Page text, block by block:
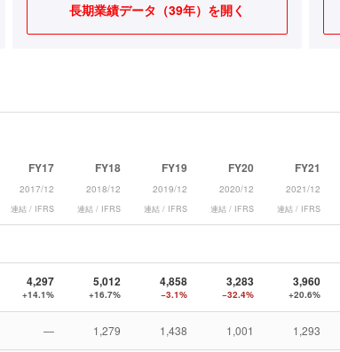
長期業績データ（39年）を開く
FY17
2017/12
連結 / IFRS
FY18
2018/12
連結 / IFRS
FY19
2019/12
連結 / IFRS
FY20
2020/12
連結 / IFRS
FY21
2021/12
連結 / IFRS
4,297
+14.1%
5,012
+16.7%
4,858
−3.1%
3,283
−32.4%
3,960
+20.6%
— 1,279 1,438 1,001 1,293